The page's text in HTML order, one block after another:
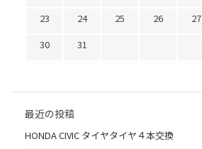
23
24 25 26 27
30
31
最近の投稿
HONDA CIVIC タイヤタイヤ４本交換